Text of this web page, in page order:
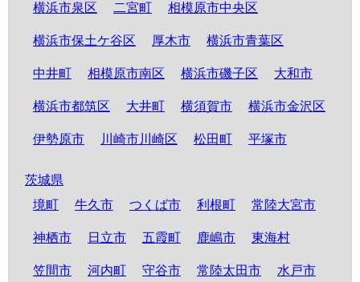
横浜市泉区 二宮町 相模原市中央区
横浜市保土ケ谷区 厚木市 横浜市青葉区
中井町 相模原市南区 横浜市磯子区 大和市
横浜市都筑区 大井町 横須賀市 横浜市金沢区
伊勢原市 川崎市川崎区 松田町 平塚市
茨城県
境町
牛久市 つくば市 利根町 常陸大宮市
神栖市 日立市 五霞町 鹿嶋市 東海村
笠間市 河内町 守谷市 常陸太田市 水戸市